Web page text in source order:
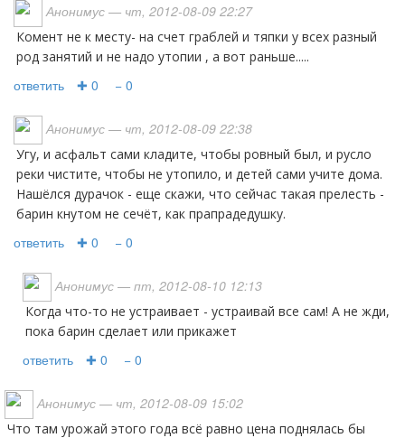
Анонимус — чт, 2012-08-09 22:27
комент не к месту- на счет граблей и тяпки у всех разный
род занятий и не надо утопии , а вот раньше.....
ответить ✚ 0 − 0
Анонимус — чт, 2012-08-09 22:38
Угу, и асфальт сами кладите, чтобы ровный был, и русло
реки чистите, чтобы не утопило, и детей сами учите дома.
Нашёлся дурачок - еще скажи, что сейчас такая прелесть -
барин кнутом не сечёт, как прапрадедушку.
ответить ✚ 0 − 0
Анонимус — пт, 2012-08-10 12:13
Когда что-то не устраивает - устраивай все сам! А не жди,
пока барин сделает или прикажет
ответить ✚ 0 − 0
Анонимус — чт, 2012-08-09 15:02
что там урожай этого года всё равно цена поднялась бы